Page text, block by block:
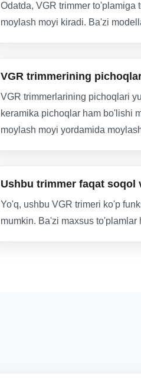
Odatda, VGR trimmer
moylash moyi kiradi. Ba'zi
VGR trimmerining
VGR trimmerlarining pichoqlari
keramika pichoqlar ham bo'lishi
moylash moyi yordamida
Ushbu trimmer faqat
Yo'q, ushbu VGR trimeri ko'p
mumkin. Ba'zi maxsus